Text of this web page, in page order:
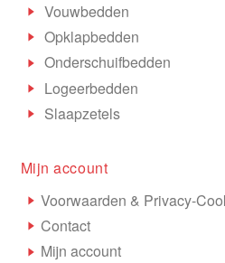
Vouwbedden
Opklapbedden
Onderschuifbedden
Logeerbedden
Slaapzetels
Mijn account
Voorwaarden & Privacy-
Contact
Mijn account